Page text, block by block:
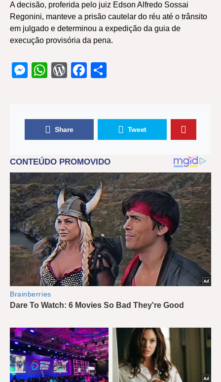
A decisão, proferida pelo juiz Edson Alfredo Sossai
Regonini, manteve a prisão cautelar do réu até o trânsito
em julgado e determinou a expedição da guia de
execução provisória da pena.
Messenger
WhatsApp
WordPress
Facebook
Share Tweet